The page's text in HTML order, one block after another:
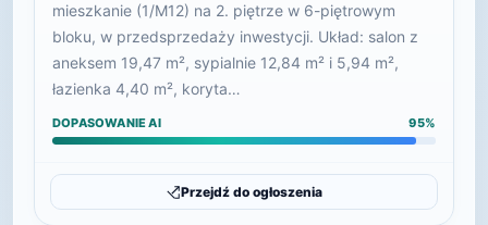
mieszkanie (1/M12) na 2. piętrze w 6-piętrowym
bloku, w przedsprzedaży inwestycji. Układ: salon z
aneksem 19,47 m², sypialnie 12,84 m² i 5,94 m²,
łazienka 4,40 m², koryta…
DOPASOWANIE AI 95%
Przejdź do ogłoszenia